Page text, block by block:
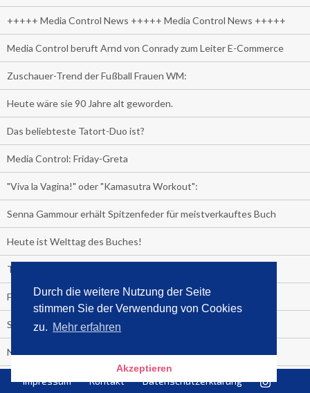
Durch die weitere Nutzung der Seite
stimmen Sie der Verwendung von Cookies
zu. Mehr erfahren
Akzeptieren
+++++ Media Control News +++++ Media Control News +++++
Media Control beruft Arnd von Conrady zum Leiter E-Commerce
Zuschauer-Trend der Fußball Frauen WM:
Heute wäre sie 90 Jahre alt geworden.
Das beliebteste Tatort-Duo ist?
Media Control: Friday-Greta
"Viva la Vagina!" oder "Kamasutra Workout":
Senna Gammour erhält Spitzenfeder für meistverkauftes Buch
Heute ist Welttag des Buches!
TV-Marktanteile auf einen Blick
Fußball TV-Quoten:
Sensationell!
Niederlande - Deutschland:
PRESSEMITTEILUNG
Impressum Kontakt Datenschutzerklärung